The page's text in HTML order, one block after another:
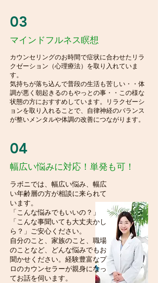
03
マインドフルネス瞑想
カウンセリングのお時間で症状に合わせたリラ
クゼーション（心理療法）を取り入れていま
す。
気持ちが落ち込んで普段の生活も苦しい・・体
調が悪く朝起きるのもやっとの事・・この様な
状態の方におすすめしています。リラクゼーシ
ョンを取り入れることで、自律神経のバランス
が整いメンタルや体調の改善につながります。
04
幅広い悩みに対応！単発も可！
ラボニでは、幅広い悩み、幅広
い年齢層の方が相談に来られて
います。
「こんな悩みでもいいの？」
「こんな事聞いても大丈夫かし
ら？」ご安心ください。
自分のこと、家族のこと、職場
のことなど、どんな悩みでもお
聞かせください。経験豊富なプ
ロのカウンセラーが親身になっ
てお話を伺います。